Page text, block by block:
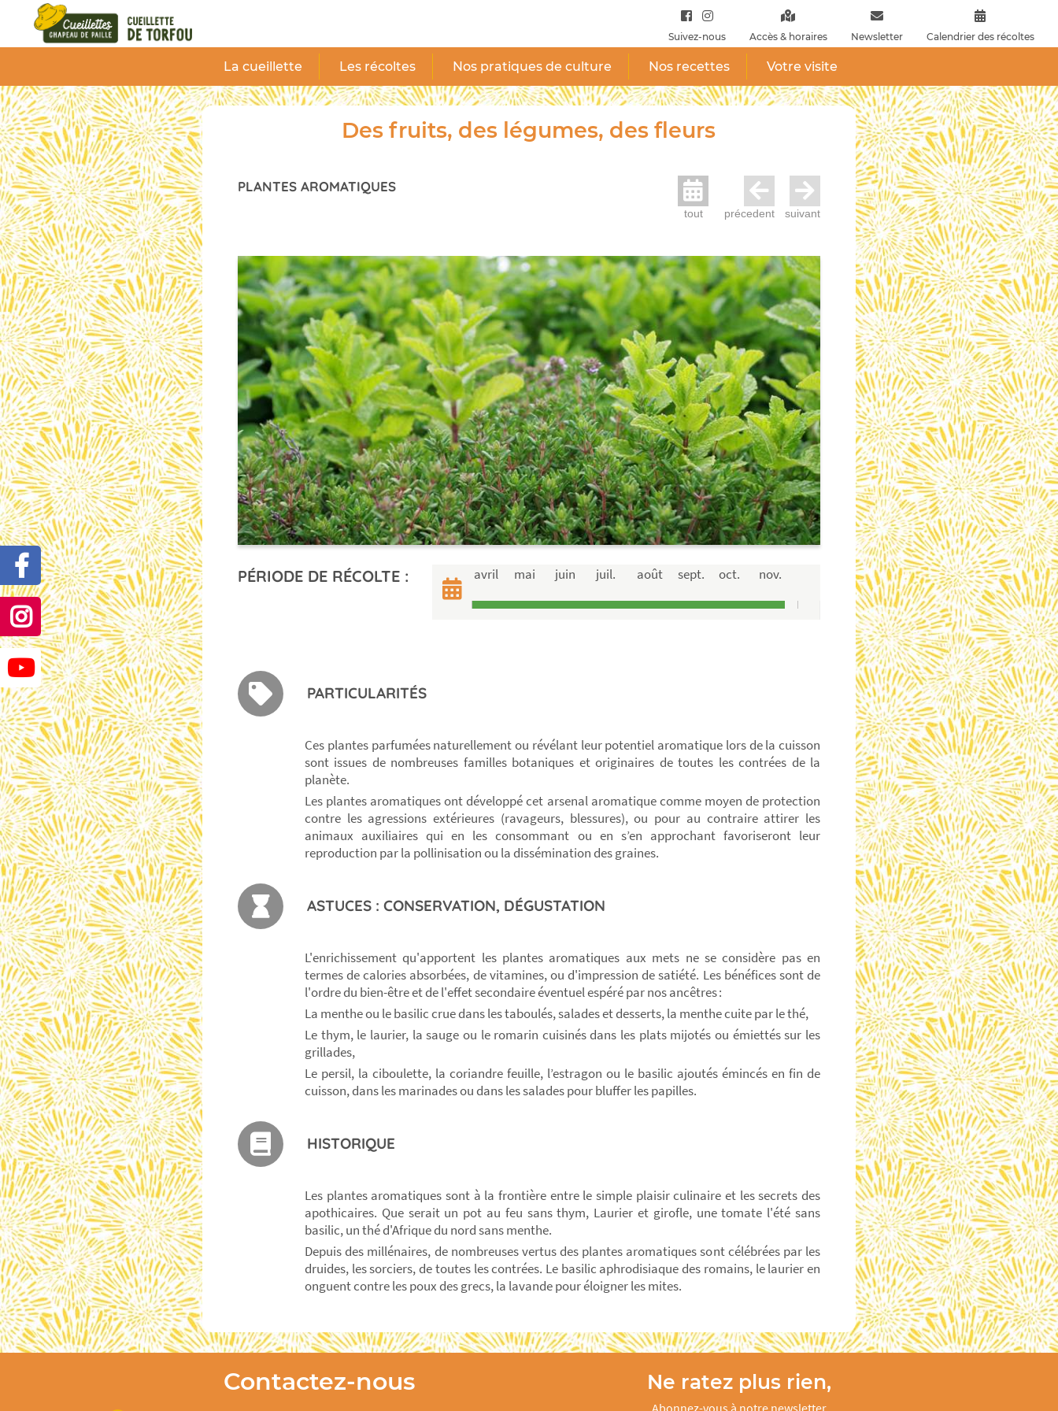
Suivez-nous Accès & horaires Newsletter Calendrier des récoltes
La cueillette Les récoltes Nos pratiques de culture Nos recettes Votre visite
Des fruits, des légumes, des fleurs
PLANTES AROMATIQUES
tout précedent suivant
PÉRIODE DE RÉCOLTE : avril mai juin juil. août sept. oct. nov.
PARTICULARITÉS
Ces plantes parfumées naturellement ou révélant leur potentiel aromatique lors de la cuisson
sont issues de nombreuses familles botaniques et originaires de toutes les contrées de la
planète.
Les plantes aromatiques ont développé cet arsenal aromatique comme moyen de protection
contre les agressions extérieures (ravageurs, blessures), ou pour au contraire attirer les
animaux auxiliaires qui en les consommant ou en s’en approchant favoriseront leur
reproduction par la pollinisation ou la dissémination des graines.
ASTUCES : CONSERVATION, DÉGUSTATION
L'enrichissement qu'apportent les plantes aromatiques aux mets ne se considère pas en
termes de calories absorbées, de vitamines, ou d'impression de satiété. Les bénéfices sont de
l'ordre du bien-être et de l'effet secondaire éventuel espéré par nos ancêtres :
La menthe ou le basilic crue dans les taboulés, salades et desserts, la menthe cuite par le thé,
Le thym, le laurier, la sauge ou le romarin cuisinés dans les plats mijotés ou émiettés sur les
grillades,
Le persil, la ciboulette, la coriandre feuille, l’estragon ou le basilic ajoutés émincés en fin de
cuisson, dans les marinades ou dans les salades pour bluffer les papilles.
HISTORIQUE
Les plantes aromatiques sont à la frontière entre le simple plaisir culinaire et les secrets des
apothicaires. Que serait un pot au feu sans thym, Laurier et girofle, une tomate l'été sans
basilic, un thé d'Afrique du nord sans menthe.
Depuis des millénaires, de nombreuses vertus des plantes aromatiques sont célébrées par les
druides, les sorciers, de toutes les contrées. Le basilic aphrodisiaque des romains, le laurier en
onguent contre les poux des grecs, la lavande pour éloigner les mites.
Contactez-nous Ne ratez plus rien,
Abonnez-vous à notre newsletter
Panneau de gestion des cookies